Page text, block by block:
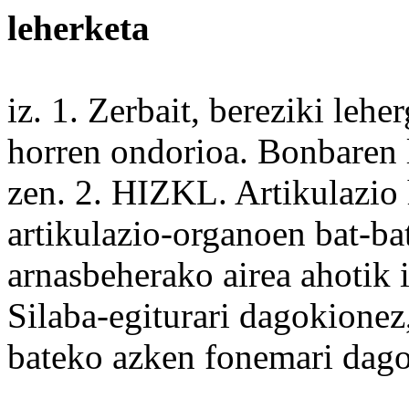
leherketa
iz. 1. Zerbait, bereziki
horren ondorioa. Bonbaren
zen. 2. HIZKL. Artikulazio
artikulazio-organoen bat-
arnasbeherako airea
Silaba-egiturari
bateko azken fonemari